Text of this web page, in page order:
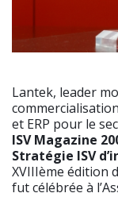
Lantek, leader
et ERP pour le
ISV Magazine
Stratégie ISV
XVIIIème édition
fut célébrée à